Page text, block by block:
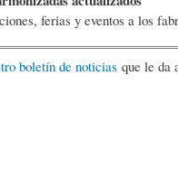
ferias y eventos a los
boletín de noticias que le da